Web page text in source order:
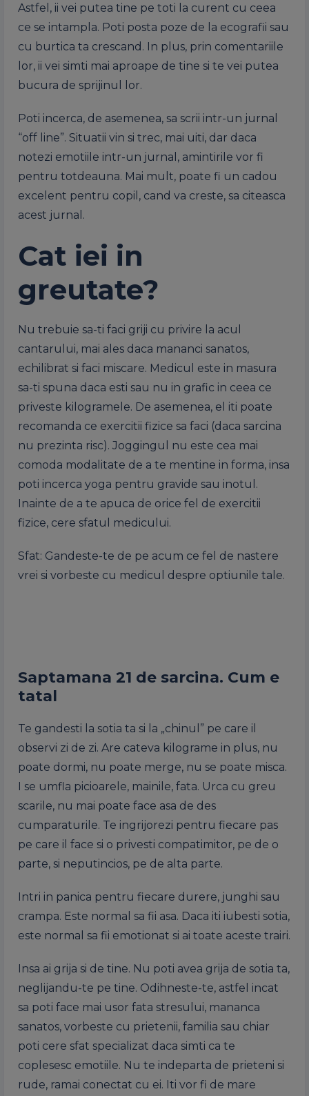
Astfel, ii vei putea tine pe toti la curent cu ceea
ce se intampla. Poti posta poze de la ecografii sau
cu burtica ta crescand. In plus, prin comentariile
lor, ii vei simti mai aproape de tine si te vei putea
bucura de sprijinul lor.
Poti incerca, de asemenea, sa scrii intr-un jurnal
“off line”. Situatii vin si trec, mai uiti, dar daca
notezi emotiile intr-un jurnal, amintirile vor fi
pentru totdeauna. Mai mult, poate fi un cadou
excelent pentru copil, cand va creste, sa citeasca
acest jurnal.
Cat iei in
greutate?
Nu trebuie sa-ti faci griji cu privire la acul
cantarului, mai ales daca mananci sanatos,
echilibrat si faci miscare. Medicul este in masura
sa-ti spuna daca esti sau nu in grafic in ceea ce
priveste kilogramele. De asemenea, el iti poate
recomanda ce exercitii fizice sa faci (daca sarcina
nu prezinta risc). Joggingul nu este cea mai
comoda modalitate de a te mentine in forma, insa
poti incerca yoga pentru gravide sau inotul.
Inainte de a te apuca de orice fel de exercitii
fizice, cere sfatul medicului.
Sfat: Gandeste-te de pe acum ce fel de nastere
vrei si vorbeste cu medicul despre optiunile tale.
Saptamana 21 de sarcina. Cum e
tatal
Te gandesti la sotia ta si la „chinul” pe care il
observi zi de zi. Are cateva kilograme in plus, nu
poate dormi, nu poate merge, nu se poate misca.
I se umfla picioarele, mainile, fata. Urca cu greu
scarile, nu mai poate face asa de des
cumparaturile. Te ingrijorezi pentru fiecare pas
pe care il face si o privesti compatimitor, pe de o
parte, si neputincios, pe de alta parte.
Intri in panica pentru fiecare durere, junghi sau
crampa. Este normal sa fii asa. Daca iti iubesti sotia,
este normal sa fii emotionat si ai toate aceste trairi.
Insa ai grija si de tine. Nu poti avea grija de sotia ta,
neglijandu-te pe tine. Odihneste-te, astfel incat
sa poti face mai usor fata stresului, mananca
sanatos, vorbeste cu prietenii, familia sau chiar
poti cere sfat specializat daca simti ca te
coplesesc emotiile. Nu te indeparta de prieteni si
rude, ramai conectat cu ei. Iti vor fi de mare